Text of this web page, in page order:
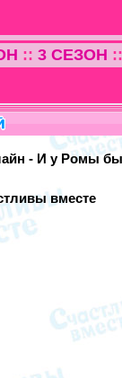
:: 3 СЕЗОН ::
- И у Ромы
вместе